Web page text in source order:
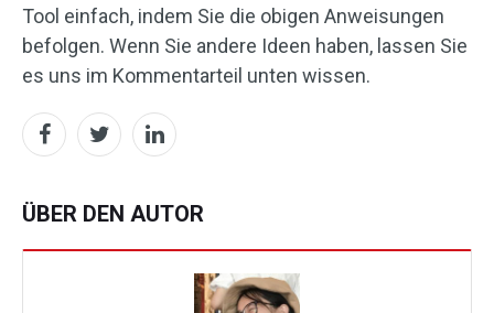
Tool einfach, indem Sie die obigen Anweisungen
befolgen. Wenn Sie andere Ideen haben, lassen Sie
es uns im Kommentarteil unten wissen.
ÜBER DEN AUTOR